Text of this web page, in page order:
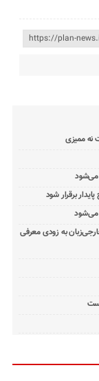
نه ممیزی
می‌شود
برقرار شود
می‌شود
به زودی معرفی